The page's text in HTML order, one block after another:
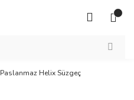
Paslanmaz Helix Süzgeç